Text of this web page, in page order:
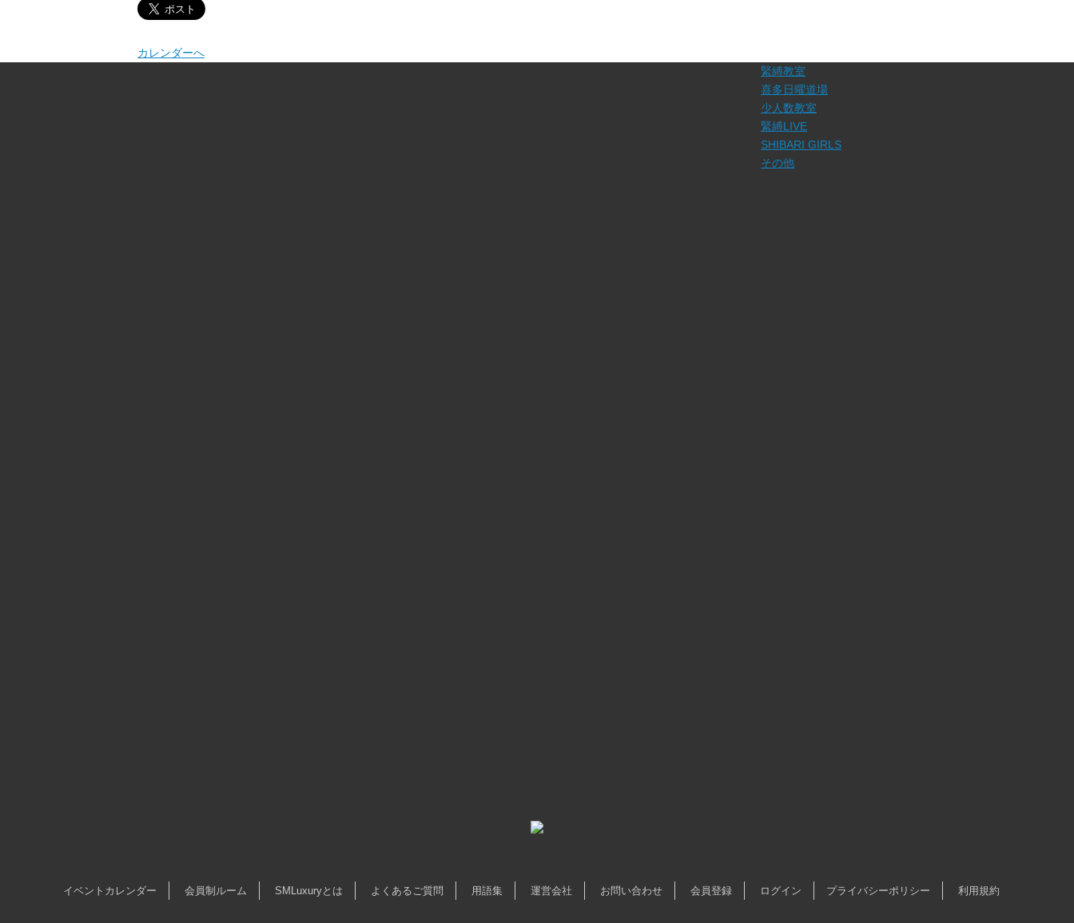
カレンダーへ
緊縛教室
喜多日曜道場
少人数教室
緊縛LIVE
SHIBARI GIRLS
その他
イベントカレンダー 会員制ルーム SMLuxuryとは よくあるご質問 用語集 運営会社 お問い合わせ 会員登録 ログイン プライバシーポリシー 利用規約